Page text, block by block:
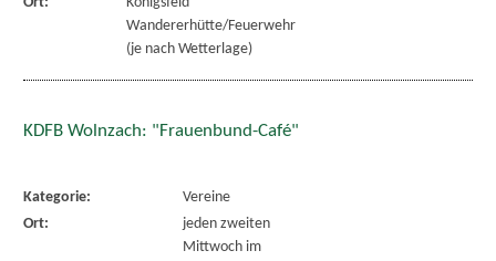
Wandererhütte/Feuerwehr
(je nach Wetterlage)
KDFB Wolnzach: "Frauenbund-Café"
Kategorie:
Vereine
Ort:
jeden zweiten
Mittwoch im